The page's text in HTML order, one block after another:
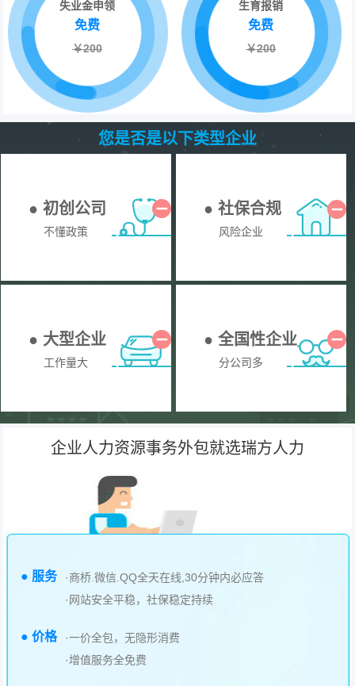
失业金申领
免费
￥200
生育报销
免费
￥200
您是否是以下类型企业
● 初创公司
不懂政策
● 社保合规
风险企业
● 大型企业
工作量大
● 全国性企业
分公司多
企业人力资源事务外包就选瑞方人力
● 服务
·商桥.微信.QQ全天在线,30分钟内必应答
·网站安全平稳，社保稳定持续
● 价格
·一价全包，无隐形消费
·增值服务全免费